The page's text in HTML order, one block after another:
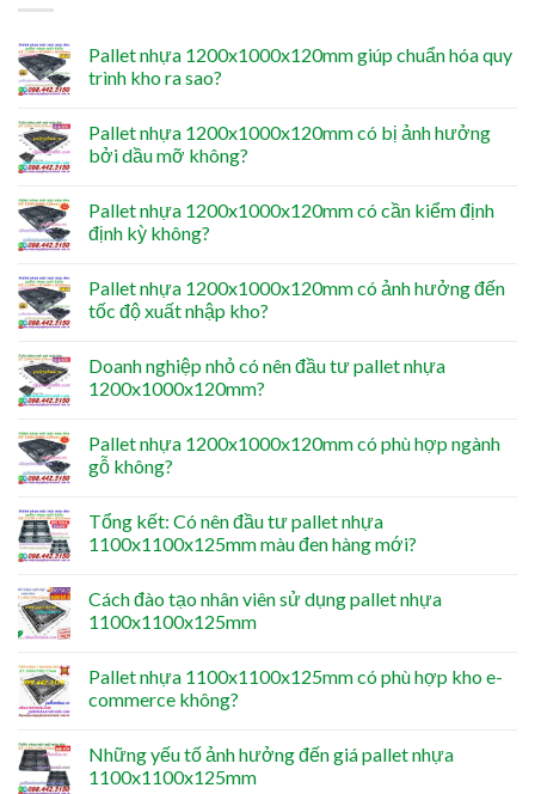
Pallet nhựa 1200x1000x120mm giúp chuẩn hóa quy
trình kho ra sao?
Pallet nhựa 1200x1000x120mm có bị ảnh hưởng
bởi dầu mỡ không?
Pallet nhựa 1200x1000x120mm có cần kiểm định
định kỳ không?
Pallet nhựa 1200x1000x120mm có ảnh hưởng đến
tốc độ xuất nhập kho?
Doanh nghiệp nhỏ có nên đầu tư pallet nhựa
1200x1000x120mm?
Pallet nhựa 1200x1000x120mm có phù hợp ngành
gỗ không?
Tổng kết: Có nên đầu tư pallet nhựa
1100x1100x125mm màu đen hàng mới?
Cách đào tạo nhân viên sử dụng pallet nhựa
1100x1100x125mm
Pallet nhựa 1100x1100x125mm có phù hợp kho e-
commerce không?
Những yếu tố ảnh hưởng đến giá pallet nhựa
1100x1100x125mm